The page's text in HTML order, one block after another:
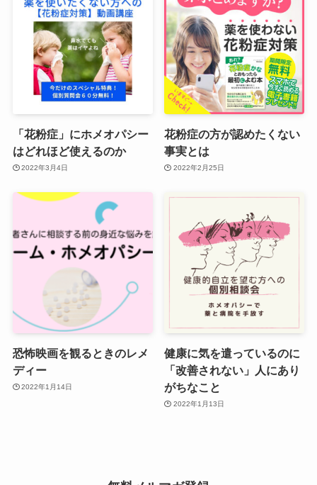
「花粉症」にホメオパシー
はどれほど使えるのか
2022年3月4日
花粉症の方が認めたくない
事実とは
2022年2月25日
恐怖映画を観るときのレメ
ディー
2022年1月14日
健康に気を遣っているのに
「改善されない」人にあり
がちなこと
2022年1月13日